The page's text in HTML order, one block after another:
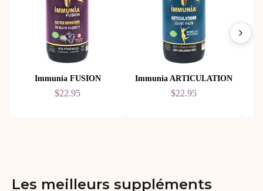
Immunia FUSION
$22.95
Immunia ARTICULATION
$22.95
Les meilleurs suppléments